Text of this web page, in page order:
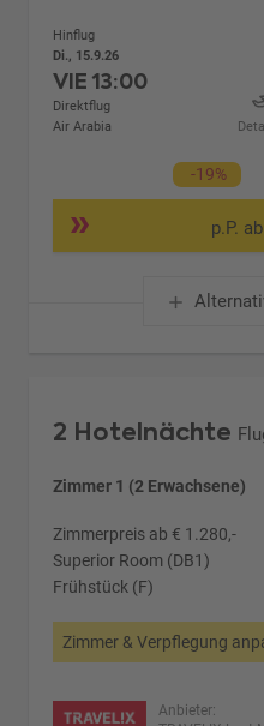
Hinflug
Di., 15.9.26
VIE13:00
Direktflug
Air Arabia
-19%
p.P.
2 Hotelnächte
Zimmer 1 (2 Erwachsene)
Zimmerpreis ab € 1.280,-
Superior Room (DB1)
Frühstück (F)
Zimmer & Verpflegung
Anbieter: